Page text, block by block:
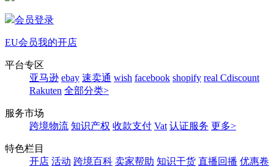
会员登录
EU会员我的开店
平台专区
亚马逊 ebay 速卖通 wish facebook shopify real Cdiscount
Rakuten 全部分类>
服务市场
跨境物流 知识产权 收款支付 Vat 认证服务 更多>
特色栏目
开店 活动 跨境百科 卖家帮助 知识干货 直播回播 优惠卷